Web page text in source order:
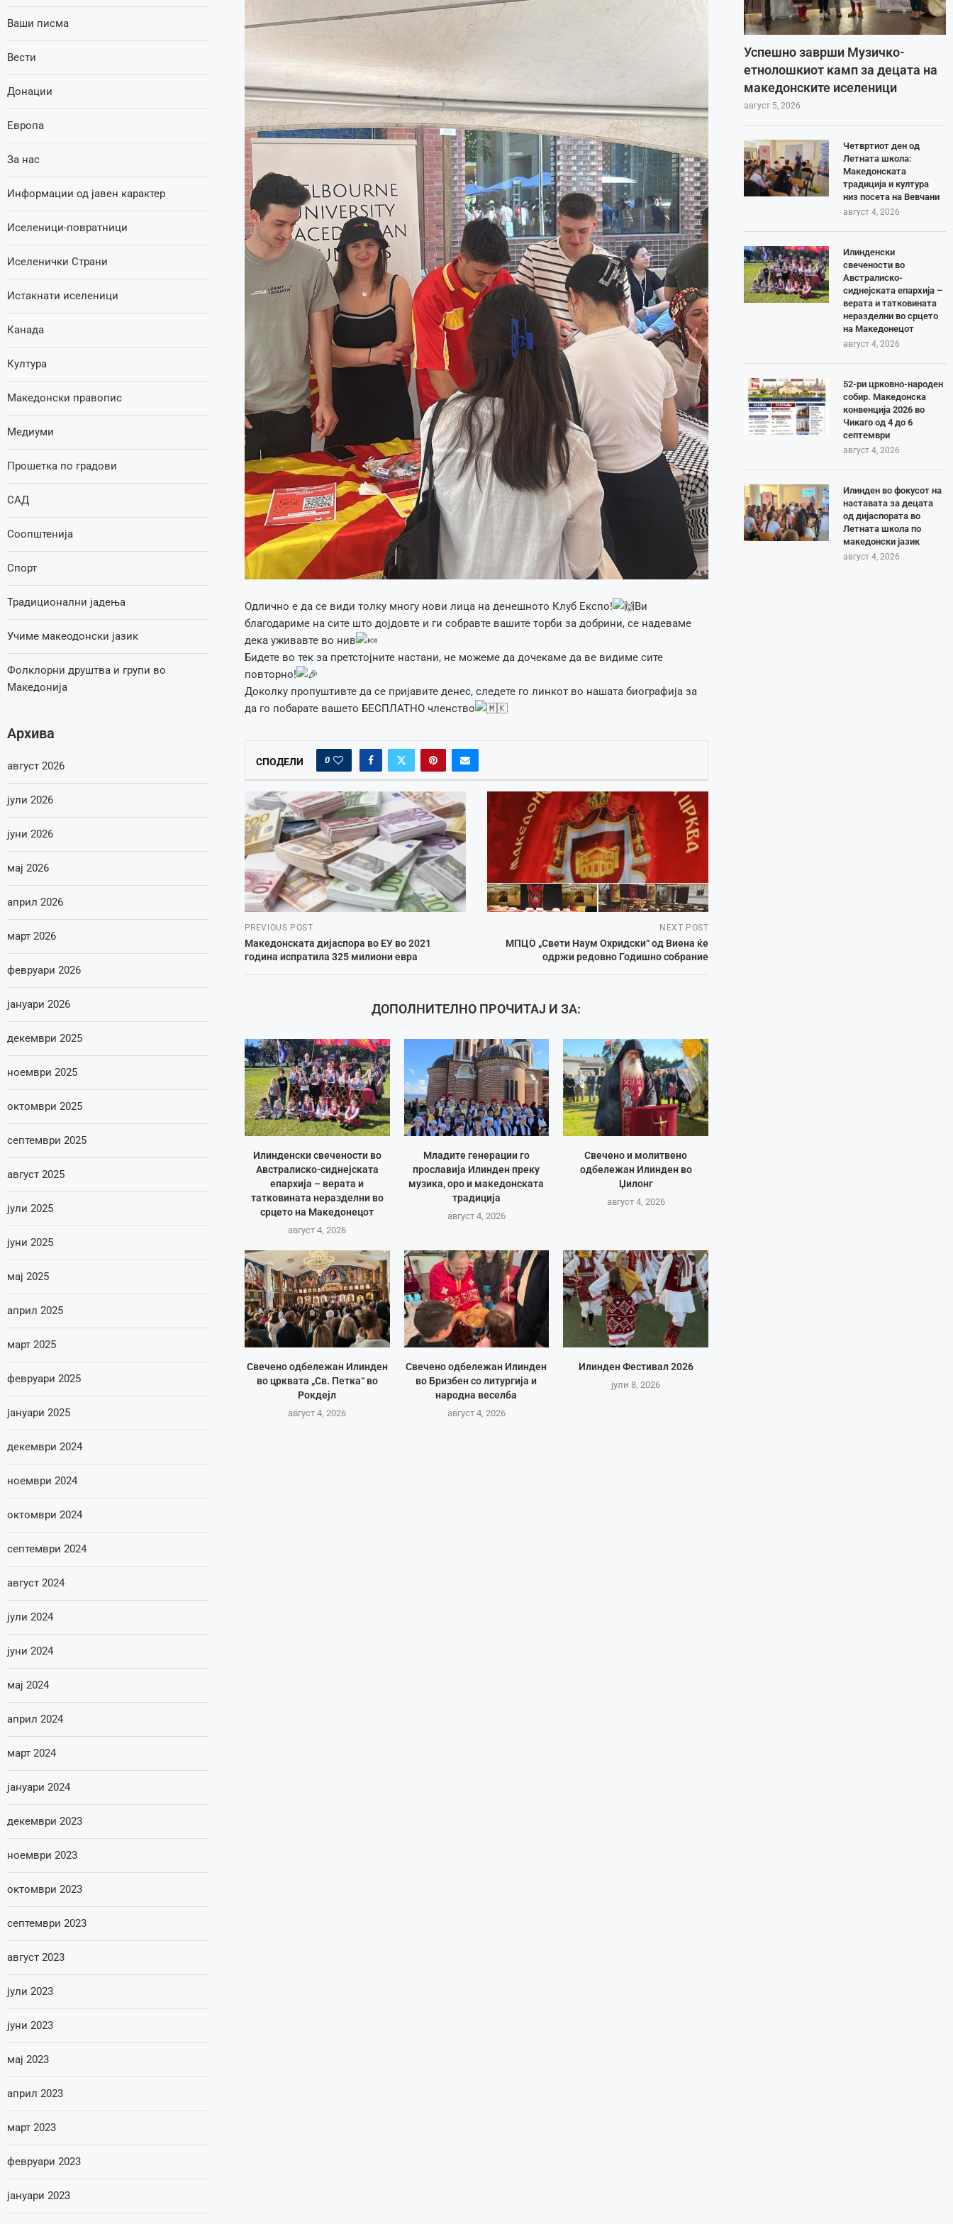
Одлично е да се види толку многу нови лица на денешното Клуб Експо!
Ви
благодариме на сите што дојдовте и ги собравте вашите торби за добрини, се надеваме
дека уживавте во нив
Бидете во тек за претстојните настани, не можеме да дочекаме да ве видиме сите
повторно!
Доколку пропуштивте да се пријавите денес, следете го линкот во нашата биографија за
да го побарате вашето БЕСПЛАТНО членство
СПОДЕЛИ 0
PREVIOUS POST
Македонската дијаспора во ЕУ во 2021
година испратила 325 милиони евра
NEXT POST
МПЦО „Свети Наум Охридски“ од Виена ќе
одржи редовно Годишно собрание
ДОПОЛНИТЕЛНО ПРОЧИТАЈ И ЗА:
Илинденски свечености во
Австралиско-сиднејската
епархија – верата и
татковината неразделни во
срцето на Македонецот
август 4, 2026
Младите генерации го
прославија Илинден преку
музика, оро и македонската
традиција
август 4, 2026
Свечено и молитвено
одбележан Илинден во
Џилонг
август 4, 2026
Свечено одбележан Илинден
во црквата „Св. Петка“ во
Рокдејл
август 4, 2026
Свечено одбележан Илинден
во Бризбен со литургија и
народна веселба
август 4, 2026
Илинден Фестивал 2026
јули 8, 2026
Успешно заврши Музичко-
етнолошкиот камп за децата на
македонските иселеници
август 5, 2026
Четвртиот ден од
Летната школа:
Македонската
традиција и култура
низ посета на Вевчани
август 4, 2026
Илинденски
свечености во
Австралиско-
сиднејската епархија –
верата и татковината
неразделни во срцето
на Македонецот
август 4, 2026
52-ри црковно-народен
собир. Македонска
конвенција 2026 во
Чикаго од 4 до 6
септември
август 4, 2026
Илинден во фокусот на
наставата за децата
од дијаспората во
Летната школа по
македонски јазик
август 4, 2026
Ваши писма
Вести
Донации
Европа
За нас
Информации од јавен карактер
Иселеници-повратници
Иселенички Страни
Истакнати иселеници
Канада
Култура
Македонски правопис
Медиуми
Прошетка по градови
САД
Соопштенија
Спорт
Традиционални јадења
Учиме макеодонски јазик
Фолклорни друштва и групи во
Македонија
Архива
август 2026
јули 2026
јуни 2026
мај 2026
април 2026
март 2026
февруари 2026
јануари 2026
декември 2025
ноември 2025
октомври 2025
септември 2025
август 2025
јули 2025
јуни 2025
мај 2025
април 2025
март 2025
февруари 2025
јануари 2025
декември 2024
ноември 2024
октомври 2024
септември 2024
август 2024
јули 2024
јуни 2024
мај 2024
април 2024
март 2024
јануари 2024
декември 2023
ноември 2023
октомври 2023
септември 2023
август 2023
јули 2023
јуни 2023
мај 2023
април 2023
март 2023
февруари 2023
јануари 2023